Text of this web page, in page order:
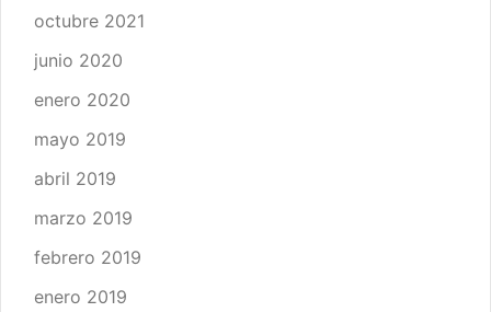
octubre 2021
junio 2020
enero 2020
mayo 2019
abril 2019
marzo 2019
febrero 2019
enero 2019